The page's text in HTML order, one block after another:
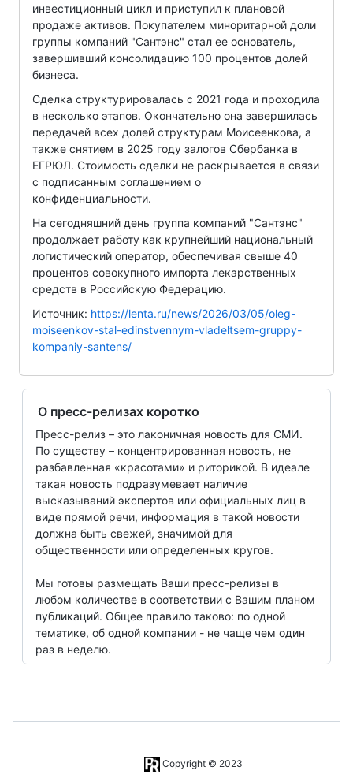
инвестиционный цикл и приступил к плановой
продаже активов. Покупателем миноритарной доли
группы компаний "Сантэнс" стал ее основатель,
завершивший консолидацию 100 процентов долей
бизнеса.
Сделка структурировалась с 2021 года и проходила
в несколько этапов. Окончательно она завершилась
передачей всех долей структурам Моисеенкова, а
также снятием в 2025 году залогов Сбербанка в
ЕГРЮЛ. Стоимость сделки не раскрывается в связи
с подписанным соглашением о
конфиденциальности.
На сегодняшний день группа компаний "Сантэнс"
продолжает работу как крупнейший национальный
логистический оператор, обеспечивая свыше 40
процентов совокупного импорта лекарственных
средств в Российскую Федерацию.
Источник: https://lenta.ru/news/2026/03/05/oleg-
moiseenkov-stal-edinstvennym-vladeltsem-gruppy-
kompaniy-santens/
О пресс-релизах коротко
Пресс-релиз – это лаконичная новость для СМИ.
По существу – концентрированная новость, не
разбавленная «красотами» и риторикой. В идеале
такая новость подразумевает наличие
высказываний экспертов или официальных лиц в
виде прямой речи, информация в такой новости
должна быть свежей, значимой для
общественности или определенных кругов.
Мы готовы размещать Ваши пресс-релизы в
любом количестве в соответствии с Вашим планом
публикаций. Общее правило таково: по одной
тематике, об одной компании - не чаще чем один
раз в неделю.
Copyright © 2023